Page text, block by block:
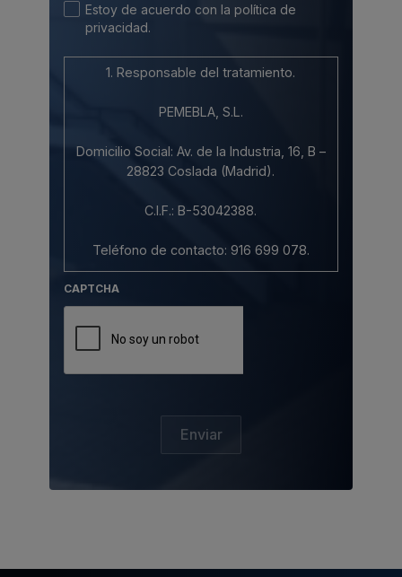
Estoy de acuerdo con la política de
privacidad.
1. Responsable del tratamiento.
PEMEBLA, S.L.
Domicilio Social: Av. de la Industria, 16, B –
28823 Coslada (Madrid).
C.I.F.: B-53042388.
Teléfono de contacto: 916 699 078.
Correo electrónico: info@pemebla.com.
2. Protección de datos de carácter
personal.
tratamiento de sus datos con respecto a
retroactivos. Su acceso a este Sitio Web
este apartado.
CAPTCHA
Enviar